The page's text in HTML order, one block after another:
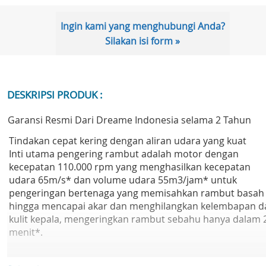
Ingin kami yang menghubungi Anda?
Silakan isi form »
DESKRIPSI PRODUK :
Garansi Resmi Dari Dreame Indonesia selama 2 Tahun
Tindakan cepat kering dengan aliran udara yang kuat
Inti utama pengering rambut adalah motor dengan
kecepatan 110.000 rpm yang menghasilkan kecepatan
udara 65m/s* dan volume udara 55m3/jam* untuk
pengeringan bertenaga yang memisahkan rambut basah
hingga mencapai akar dan menghilangkan kelembapan
kulit kepala, mengeringkan rambut sebahu hanya dalam
menit*.